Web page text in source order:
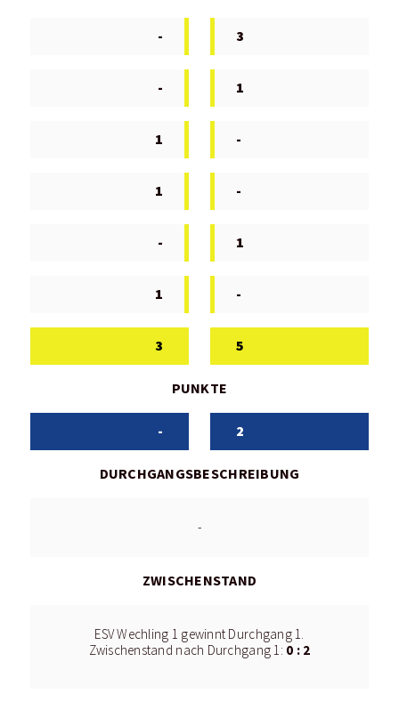
- 3
- 1
1 -
1 -
- 1
1 -
3 5
PUNKTE
- 2
DURCHGANGSBESCHREIBUNG
-
ZWISCHENSTAND
ESV Wechling 1 gewinnt Durchgang 1.
Zwischenstand nach Durchgang 1: 0 : 2